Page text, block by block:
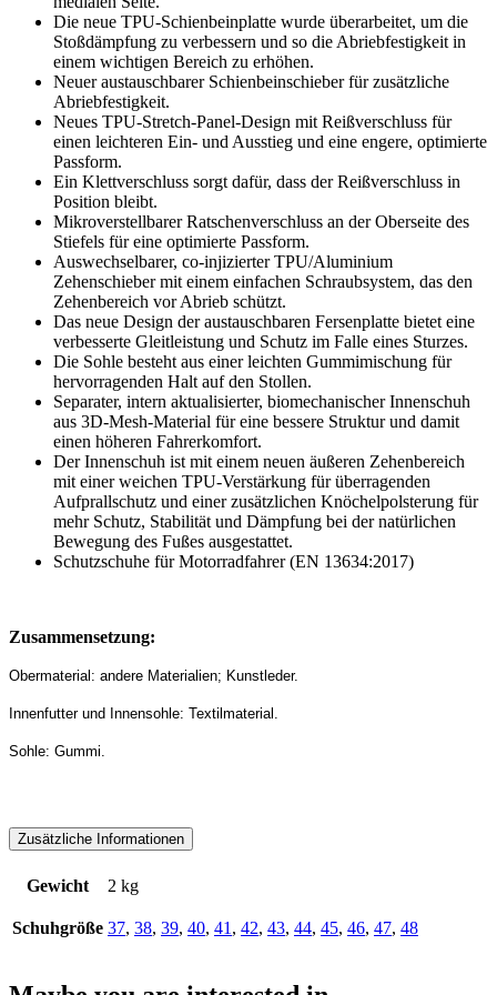
Die neue TPU-Schienbeinplatte wurde überarbeitet, um die
Stoßdämpfung zu verbessern und so die Abriebfestigkeit in
einem wichtigen Bereich zu erhöhen.
Neuer austauschbarer Schienbeinschieber für zusätzliche
Abriebfestigkeit.
Neues TPU-Stretch-Panel-Design mit Reißverschluss für
einen leichteren Ein- und Ausstieg und eine engere, optimierte
Passform.
Ein Klettverschluss sorgt dafür, dass der Reißverschluss in
Position bleibt.
Mikroverstellbarer Ratschenverschluss an der Oberseite des
Stiefels für eine optimierte Passform.
Auswechselbarer, co-injizierter TPU/Aluminium
Zehenschieber mit einem einfachen Schraubsystem, das den
Zehenbereich vor Abrieb schützt.
Das neue Design der austauschbaren Fersenplatte bietet eine
verbesserte Gleitleistung und Schutz im Falle eines Sturzes.
Die Sohle besteht aus einer leichten Gummimischung für
hervorragenden Halt auf den Stollen.
Separater, intern aktualisierter, biomechanischer Innenschuh
aus 3D-Mesh-Material für eine bessere Struktur und damit
einen höheren Fahrerkomfort.
Der Innenschuh ist mit einem neuen äußeren Zehenbereich
mit einer weichen TPU-Verstärkung für überragenden
Aufprallschutz und einer zusätzlichen Knöchelpolsterung für
mehr Schutz, Stabilität und Dämpfung bei der natürlichen
Bewegung des Fußes ausgestattet.
Schutzschuhe für Motorradfahrer (EN 13634:2017)
Zusammensetzung:
Obermaterial: andere Materialien; Kunstleder.
Innenfutter und Innensohle: Textilmaterial.
Sohle: Gummi.
Zusätzliche Informationen
Gewicht 2 kg
Schuhgröße 37, 38, 39, 40, 41 , 42, 43, 44, 45, 46, 47, 48